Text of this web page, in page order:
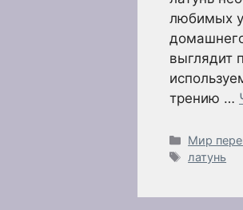
любимых
выглядит
трению …
Рубрики
Мир
Метки
латунь